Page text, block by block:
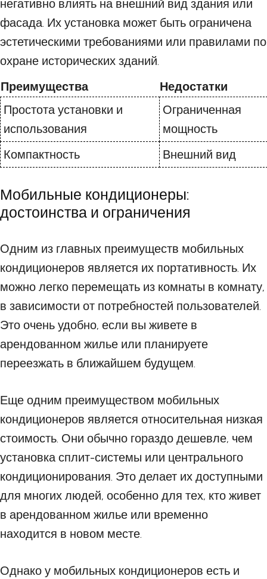
негативно влиять на внешний вид здания или
фасада. Их установка может быть ограничена
эстетическими требованиями или правилами по
охране исторических зданий.
Преимущества
Недостатки
Простота установки и
использования
Ограниченная
мощность
Компактность
Внешний вид
Мобильные кондиционеры:
достоинства и ограничения
Одним из главных преимуществ мобильных
кондиционеров является их портативность. Их
можно легко перемещать из комнаты в комнату,
в зависимости от потребностей пользователей.
Это очень удобно, если вы живете в
арендованном жилье или планируете
переезжать в ближайшем будущем.
Еще одним преимуществом мобильных
кондиционеров является относительная низкая
стоимость. Они обычно гораздо дешевле, чем
установка сплит-системы или центрального
кондиционирования. Это делает их доступными
для многих людей, особенно для тех, кто живет
в арендованном жилье или временно
находится в новом месте.
Однако у мобильных кондиционеров есть и